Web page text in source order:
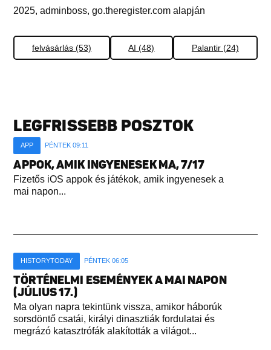
2025, adminboss, go.theregister.com alapján
felvásárlás (53) AI (48) Palantir (24)
LEGFRISSEBB POSZTOK
APP PÉNTEK 09:11
APPOK, AMIK INGYENESEK MA, 7/17
Fizetős iOS appok és játékok, amik ingyenesek a
mai napon...
HISTORYTODAY PÉNTEK 06:05
TÖRTÉNELMI ESEMÉNYEK A MAI NAPON
(JÚLIUS 17.)
Ma olyan napra tekintünk vissza, amikor háborúk
sorsdöntő csatái, királyi dinasztiák fordulatai és
megrázó katasztrófák alakították a világot...